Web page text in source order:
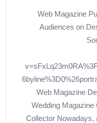
Web Magazine
Audiences on
Web Magazine
Wedding
Collector Nowadays,